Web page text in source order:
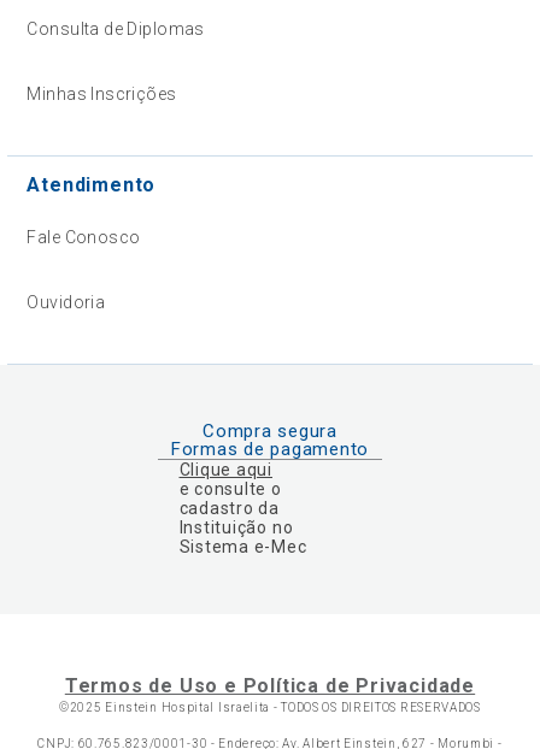
Consulta de Diplomas
Minhas Inscrições
Atendimento
Fale Conosco
Ouvidoria
Compra segura
Formas de pagamento
Clique aqui
e consulte o
cadastro da
Instituição no
Sistema e-Mec
Termos de Uso e Política de Privacidade
©2025 Einstein Hospital Israelita -TODOS OS DIREITOS RESERVADOS
CNPJ: 60.765.823/0001-30 - Endereço: Av. Albert Einstein, 627 - Morumbi -